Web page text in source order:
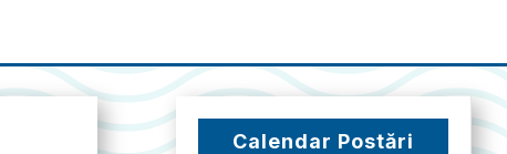
Calendar Postări